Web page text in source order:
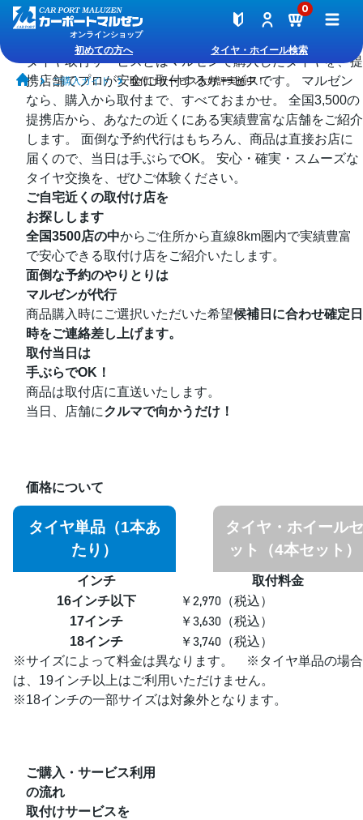
オンラインショップ
0
初めての方へ タイヤ・ホイール検索
ご購入ガイド 取付けサービス大好評実施中！
「おまかせ」タイヤ取付サービスとは
タイヤ取付サービスとはマルゼンで購入したタイヤを、提
携店舗でプロが安全に取付するサービスです。
マルゼン
なら、購入から取付まで、すべておまかせ。
全国3,500の
提携店から、あなたの近くにある実績豊富な店舗をご紹介
します。
面倒な予約代行はもちろん、商品は直接お店に
届くので、当日は手ぶらでOK。
安心・確実・スムーズな
タイヤ交換を、ぜひご体験ください。
ご自宅近くの取付け店を
お探しします
全国3500店の中からご住所から直線8km圏内で実績豊富
で安心できる取付け店をご紹介いたします。
面倒な予約のやりとりは
マルゼンが代行
商品購入時にご選択いただいた希望候補日に合わせ確定日
時をご連絡差し上げます。
取付当日は
手ぶらでOK！
商品は取付店に直送いたします。
当日、店舗にクルマで向かうだけ！
価格について
タイヤ単品（1本あ
たり）
タイヤ・ホイール
ット（4本セット）
インチ
取付料金
16インチ以下
￥2,970 （税込）
17インチ
￥3,630 （税込）
18インチ
￥3,740 （税込）
※サイズによって料金は異なります。 ※タイヤ単品の場合
は、19インチ以上はご利用いただけません。
※18インチの一部サイズは対象外となります。
ご購入・サービス利用
の流れ
取付けサービスを